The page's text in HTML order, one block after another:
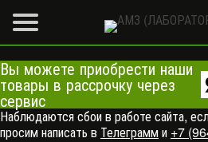
Вы можете приобрести наши
товары в рассрочку через
сервис
Наблюдаются сбои в работе сайта,
просим написать в Телеграмми +7